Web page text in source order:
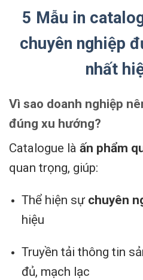
5 Mẫu in
chuyên nghiệp
nhất
Vì sao doanh nghiệp
đúng xu hướng?
Catalogue là ấn phẩm
quan trọng, giúp:
Thể hiện sự chuyên
hiệu
Truyền tải thông tin
đủ, mạch lạc